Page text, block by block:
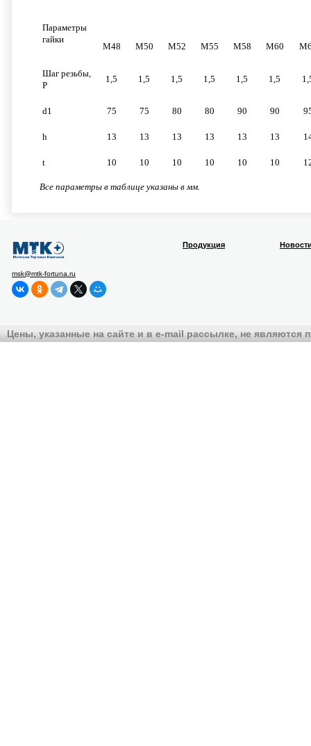
Параметры
гайки
М48 М50 М52 М55 М58 М60
Шаг резьбы,
P
1,5 1,5 1,5 1,5 1,5 1,5
d1 75 75 80 80 90 90
h 13 13 13 13 13 13
t 10 10 10 10 10 10
Все параметры в таблице указаны в мм.
msk@mtk-fortuna.ru
Продукция
Цены, указанные на сайте и в e-mail рассылке, не являются